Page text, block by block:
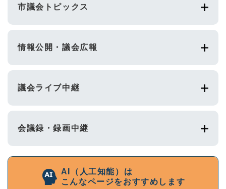
市議会トピックス
情報公開・議会広報
議会ライブ中継
会議録・録画中継
AI（人工知能）は
こんなページをおすすめします